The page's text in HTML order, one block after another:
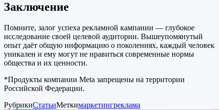
Заключение
Помните, залог успеха рекламной кампании — глубокое
исследование своей целевой аудитории. Вышеупомянутый
опыт даёт общую информацию о поколениях, каждый человек
уникален и ему могут не нравиться современные нормы
общества и их ценности.
*Продукты компании Meta запрещены на территории
Российской Федерации.
РубрикиСтатьиМеткимаркетингреклама